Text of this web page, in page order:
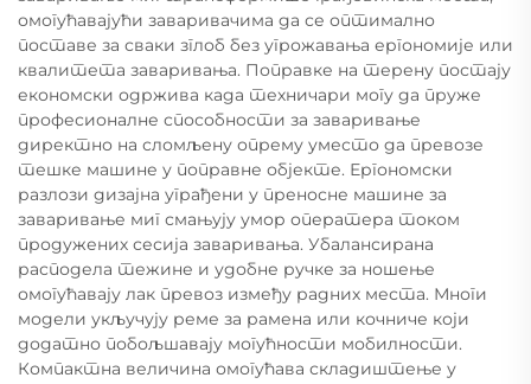
омогућавајући заваривачима да се оптимално
поставе за сваки зглоб без угрожавања ергономије или
квалитета заваривања. Поправке на терену постају
економски одржива када техничари могу да пруже
професионалне способности за заваривање
директно на сломљену опрему уместо да превозе
тешке машине у поправне објекте. Ергономски
разлози дизајна уграђени у преносне машине за
заваривање миг смањују умор оператера током
продужених сесија заваривања. Убалансирана
расподела тежине и удобне ручке за ношење
омогућавају лак превоз између радних места. Многи
модели укључују реме за рамена или кочниче који
додатно побољшавају могућности мобилности.
Компактна величина омогућава складиштење у